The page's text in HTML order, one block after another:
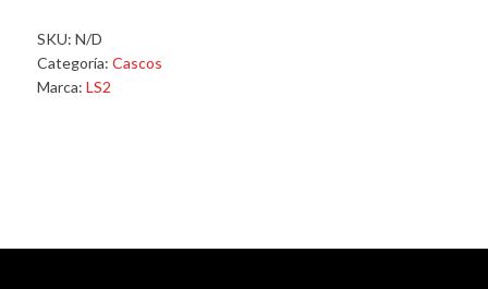
II
Fury
Negro
SKU: N/D
Categoría: Cascos
Marca: LS2